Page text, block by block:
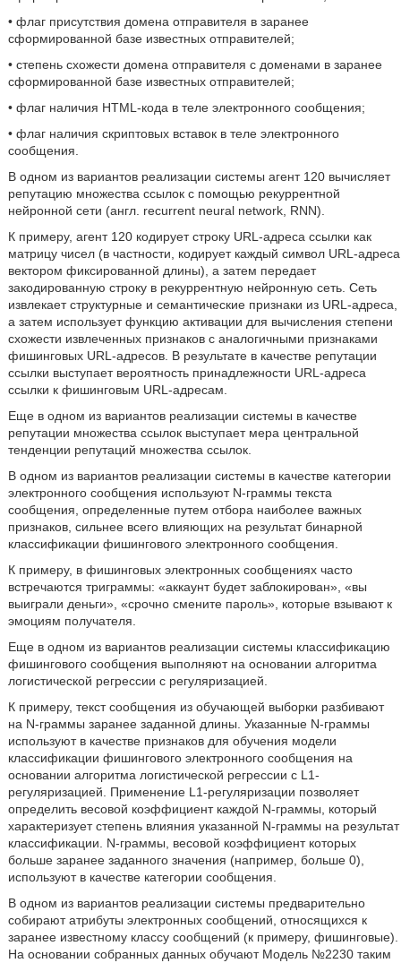
• флаг присутствия домена отправителя в заранее
сформированной базе известных отправителей;
• степень схожести домена отправителя с доменами в заранее
сформированной базе известных отправителей;
• флаг наличия HTML-кода в теле электронного сообщения;
• флаг наличия скриптовых вставок в теле электронного
сообщения.
В одном из вариантов реализации системы агент 120 вычисляет
репутацию множества ссылок с помощью рекуррентной
нейронной сети (англ. recurrent neural network, RNN).
К примеру, агент 120 кодирует строку URL-адреса ссылки как
матрицу чисел (в частности, кодирует каждый символ URL-адреса
вектором фиксированной длины), а затем передает
закодированную строку в рекуррентную нейронную сеть. Сеть
извлекает структурные и семантические признаки из URL-адреса,
а затем использует функцию активации для вычисления степени
схожести извлеченных признаков с аналогичными признаками
фишинговых URL-адресов. В результате в качестве репутации
ссылки выступает вероятность принадлежности URL-адреса
ссылки к фишинговым URL-адресам.
Еще в одном из вариантов реализации системы в качестве
репутации множества ссылок выступает мера центральной
тенденции репутаций множества ссылок.
В одном из вариантов реализации системы в качестве категории
электронного сообщения используют N-граммы текста
сообщения, определенные путем отбора наиболее важных
признаков, сильнее всего влияющих на результат бинарной
классификации фишингового электронного сообщения.
К примеру, в фишинговых электронных сообщениях часто
встречаются триграммы: «аккаунт будет заблокирован», «вы
выиграли деньги», «срочно смените пароль», которые взывают к
эмоциям получателя.
Еще в одном из вариантов реализации системы классификацию
фишингового сообщения выполняют на основании алгоритма
логистической регрессии с регуляризацией.
К примеру, текст сообщения из обучающей выборки разбивают
на N-граммы заранее заданной длины. Указанные N-граммы
используют в качестве признаков для обучения модели
классификации фишингового электронного сообщения на
основании алгоритма логистической регрессии с L1-
регуляризацией. Применение L1-регуляризации позволяет
определить весовой коэффициент каждой N-граммы, который
характеризует степень влияния указанной N-граммы на результат
классификации. N-граммы, весовой коэффициент которых
больше заранее заданного значения (например, больше 0),
используют в качестве категории сообщения.
В одном из вариантов реализации системы предварительно
собирают атрибуты электронных сообщений, относящихся к
заранее известному классу сообщений (к примеру, фишинговые).
На основании собранных данных обучают Модель №2230 таким